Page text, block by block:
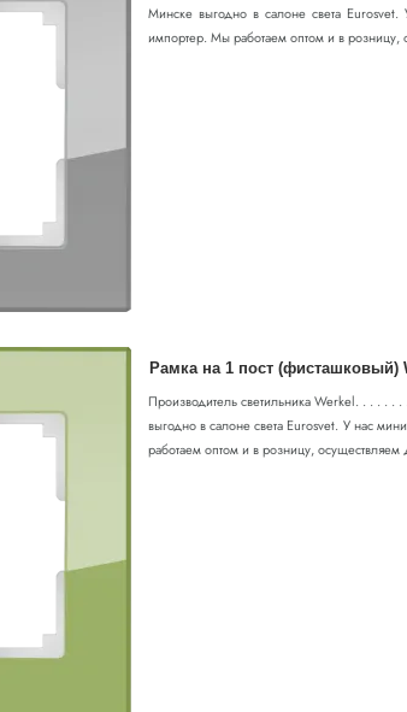
Минске выгодно в салоне света
импортер. Мы работаем оптом и в розницу,
Рамка на 1 пост (фисташковый)
Производитель светильника Werkel. . . . . .
выгодно в салоне света Eurosvet. У нас
работаем оптом и в розницу, осуществляем